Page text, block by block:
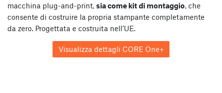
macchina plug-and-print, sia come kit di montaggio, che
consente di costruire la propria stampante completamente
da zero. Progettata e costruita nell’UE.
Visualizza dettagli CORE One+